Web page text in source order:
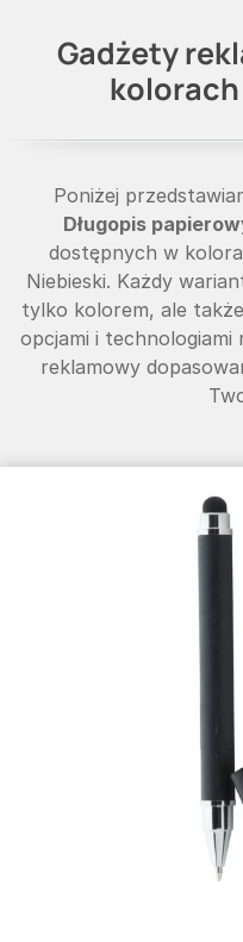
Gadżety
Poniżej
Długopis
dostępnych w
Niebieski. Każdy
tylko kolorem, ale
opcjami i
reklamowy